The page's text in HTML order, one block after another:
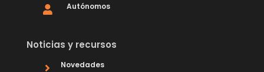
Autónomos
Noticias y recursos
Novedades